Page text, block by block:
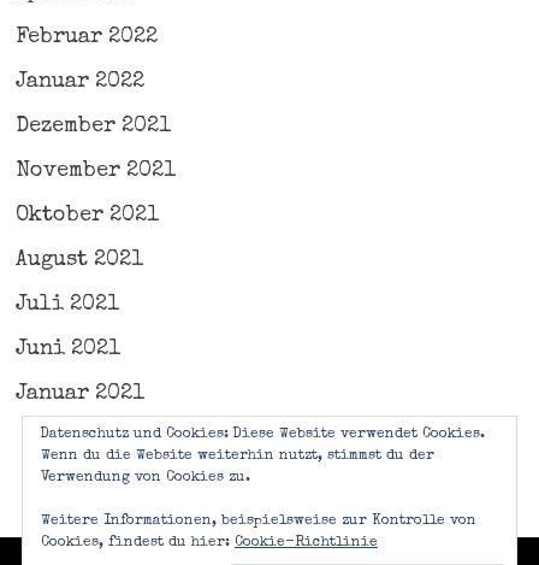
Februar 2022
Januar 2022
Dezember 2021
November 2021
Oktober 2021
August 2021
Juli 2021
Juni 2021
Januar 2021
Datenschutz und Cookies: Diese Website verwendet Cookies.
Wenn du die Website weiterhin nutzt, stimmst du der
Verwendung von Cookies zu.
Weitere Informationen, beispielsweise zur Kontrolle von
Cookies, findest du hier: Cookie-Richtlinie